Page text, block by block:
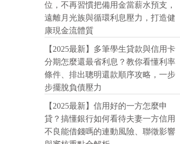
位，不再習慣把備用金當薪水預支，
遠離月光族與循環利息壓力，打造健
康現金流體質
【2025最新】多筆學生貸款與信用卡
分期怎麼還最省利息？教你看懂利率
條件、排出聰明還款順序攻略，一步
步擺脫負債壓力
【2025最新】信用好的一方怎麼申
貸？搞懂銀行如何看待夫妻一方信用
不良能借錢嗎的連動風險、聯徵影響